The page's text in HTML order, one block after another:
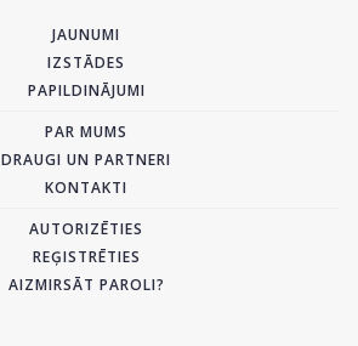
JAUNUMI
IZSTĀDES
PAPILDINĀJUMI
PAR MUMS
DRAUGI UN PARTNERI
KONTAKTI
AUTORIZĒTIES
REĢISTRĒTIES
AIZMIRSĀT PAROLI?